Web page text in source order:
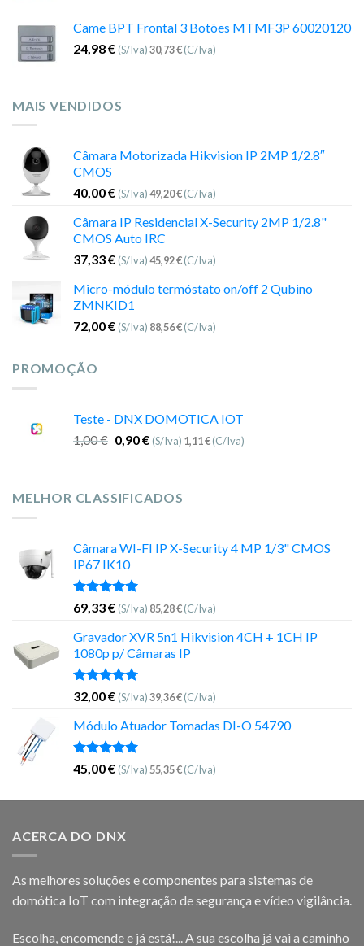
Came BPT Frontal 3 Botões MTMF3P 60020120
24,98€ (S/Iva)30,73€(C/Iva)
MAIS VENDIDOS
Câmara Motorizada Hikvision IP 2MP 1/2.8″
CMOS
40,00€ (S/Iva)49,20€(C/Iva)
Câmara IP Residencial X-Security 2MP 1/2.8"
CMOS Auto IRC
37,33€ (S/Iva)45,92€(C/Iva)
Micro-módulo termóstato on/off 2 Qubino
ZMNKID1
72,00€ (S/Iva) 88,56€(C/Iva)
PROMOÇÃO
Teste - DNX DOMOTICA IOT
1,00€ 0,90€ (S/Iva) 1,11€(C/Iva)
MELHOR CLASSIFICADOS
Câmara WI-FI IP X-Security 4 MP 1/3" CMOS
IP67 IK10
Avaliação
5.00
de 5
69,33€ (S/Iva) 85,28€(C/Iva)
Gravador XVR 5n1 Hikvision 4CH + 1CH IP
1080p p/ Câmaras IP
Avaliação
5.00
de 5
32,00€ (S/Iva)39,36€(C/Iva)
Módulo Atuador Tomadas DI-O 54790
Avaliação
5.00
de 5
45,00€ (S/Iva)55,35€(C/Iva)
ACERCA DO DNX
As melhores soluções e componentes para sistemas de
domótica IoT com integração de segurança e vídeo vigilância.
Escolha, encomende e já está!... A sua escolha já vai a caminho